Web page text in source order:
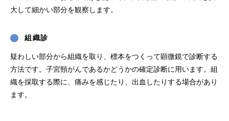
大して細かい部分を観察します。
組織診
疑わしい部分から組織を取り、標本をつくって顕微鏡で診断する
方法です。子宮頸がんであるかどうかの確定診断に用います。組
織を採取する際に、痛みを感じたり、出血したりする場合があり
ます。